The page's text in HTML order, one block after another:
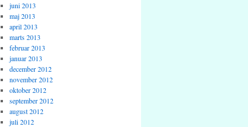
juni 2013
maj 2013
april 2013
marts 2013
februar 2013
januar 2013
december 2012
november 2012
oktober 2012
september 2012
august 2012
juli 2012